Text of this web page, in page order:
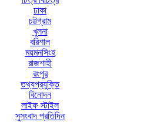
ঢাকা
চট্টগ্রাম
খুলনা
বরিশাল
ময়মনসিংহ
রাজশাহী
রংপুর
তথ্যপ্রযুক্তি
বিনোদন
লাইফ স্টাইল
সুসংবাদ প্রতিদিন